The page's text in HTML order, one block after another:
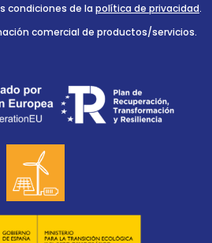
condiciones de la política de privacidad.
comercial de productos/servicios.